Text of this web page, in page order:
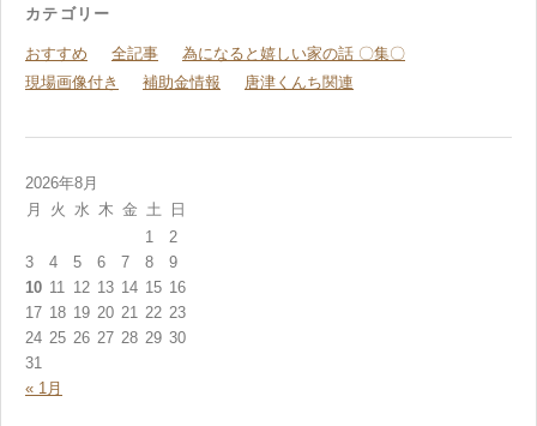
カテゴリー
おすすめ 全記事
為になると嬉しい家の話 〇集〇
現場画像付き
補助金情報 唐津くんち関連
2026年8月
月
火 水 木 金 土
日
1
2
3
4 5 6 7 8
9
10 11 12 13 14 15 16
17 18 19 20 21 22 23
24 25 26 27 28 29 30
31
« 1月